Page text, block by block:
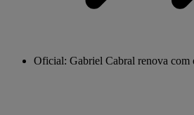
Oficial: Gabriel Cabral renova com